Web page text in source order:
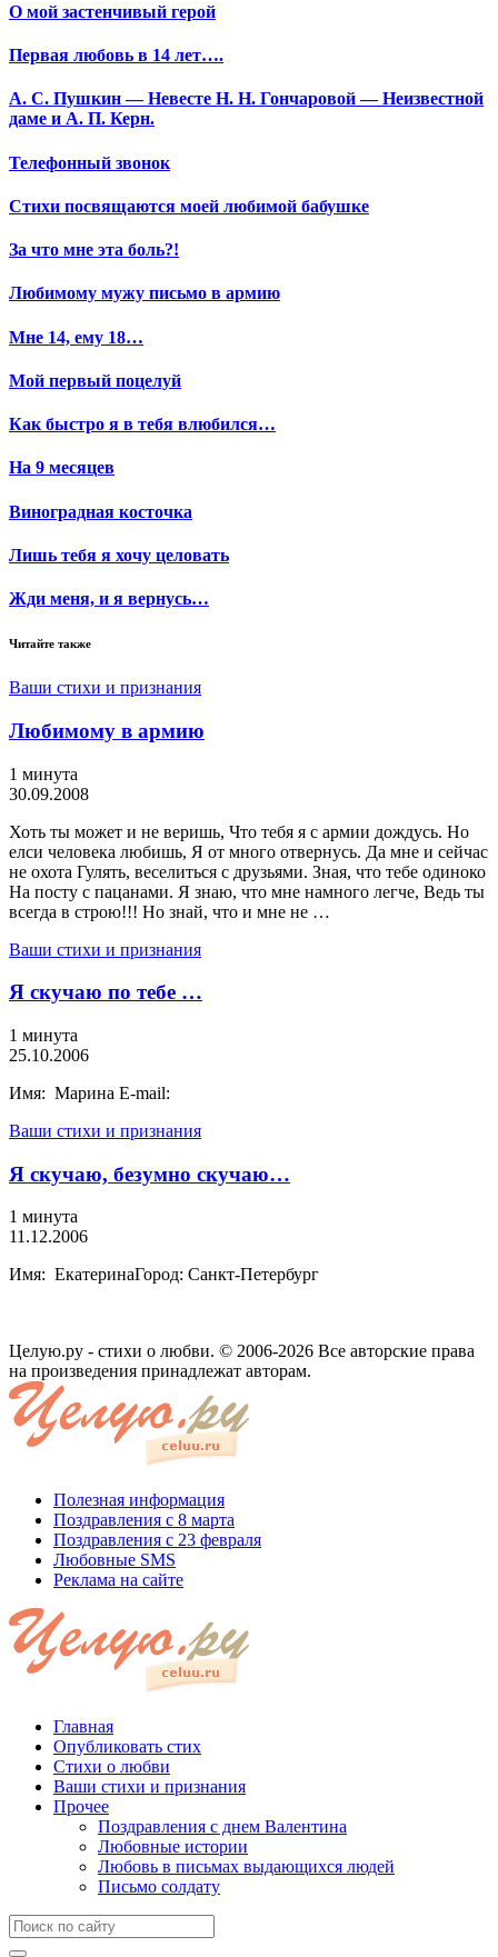
О мой застенчивый герой
Первая любовь в 14 лет….
А. С. Пушкин — Невесте Н. Н. Гончаровой — Неизвестной
даме и А. П. Керн.
Телефонный звонок
Стихи посвящаются моей любимой бабушке
За что мне эта боль?!
Любимому мужу письмо в армию
Мне 14, ему 18…
Мой первый поцелуй
Как быстро я в тебя влюбился…
На 9 месяцев
Виноградная косточка
Лишь тебя я хочу целовать
Жди меня, и я вернусь…
Читайте также
Ваши стихи и признания
Любимому в армию
1 минута
30.09.2008
Хоть ты может и не веришь, Что тебя я с армии дождусь. Но
елси человека любишь, Я от много отвернусь. Да мне и сейчас
не охота Гулять, веселиться с друзьями. Зная, что тебе одиноко
На посту с пацанами. Я знаю, что мне намного легче, Ведь ты
всегда в строю!!! Но знай, что и мне не …
Ваши стихи и признания
Я скучаю по тебе …
1 минута
25.10.2006
Имя: Марина E-mail:
Ваши стихи и признания
Я скучаю, безумно скучаю…
1 минута
11.12.2006
Имя: ЕкатеринаГород: Санкт-Петербург
Целую.ру - стихи о любви. © 2006-2026 Все авторские права
на произведения принадлежат авторам.
Полезная информация
Поздравления с 8 марта
Поздравления с 23 февраля
Любовные SMS
Реклама на сайте
Главная
Опубликовать стих
Стихи о любви
Ваши стихи и признания
Прочее
Поздравления с днем Валентина
Любовные истории
Любовь в письмах выдающихся людей
Письмо солдату